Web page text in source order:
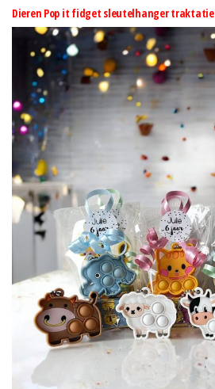
Dieren Pop it fidget sleutelhanger traktatie